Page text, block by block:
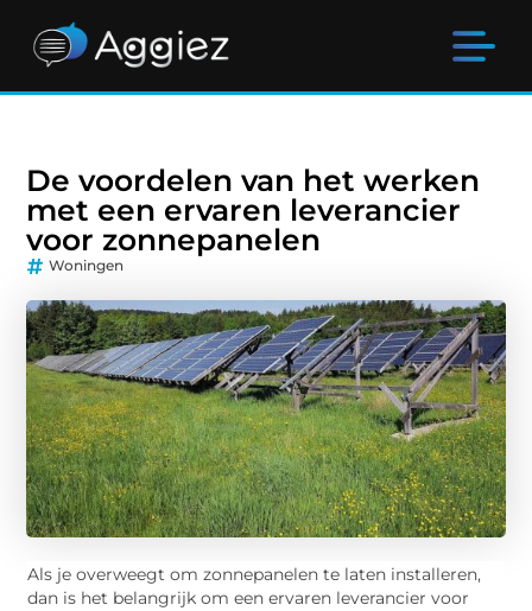
De voordelen van het werken
met een ervaren leverancier
voor zonnepanelen
Woningen
Als je overweegt om zonnepanelen te laten installeren,
dan is het belangrijk om een ervaren leverancier voor